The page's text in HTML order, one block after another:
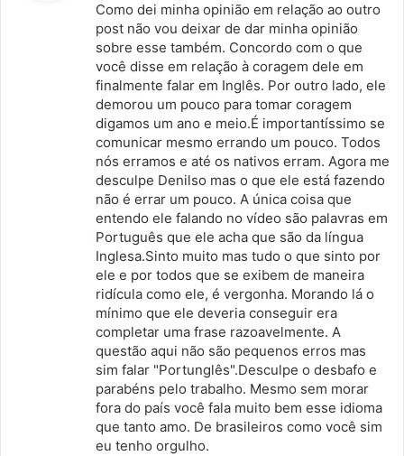
s
e
:
Como dei minha opinião em relação ao outro
post não vou deixar de dar minha opinião
sobre esse também. Concordo com o que
você disse em relação à coragem dele em
finalmente falar em Inglês. Por outro lado, ele
demorou um pouco para tomar coragem
digamos um ano e meio.É importantíssimo se
comunicar mesmo errando um pouco. Todos
nós erramos e até os nativos erram. Agora me
desculpe Denilso mas o que ele está fazendo
não é errar um pouco. A única coisa que
entendo ele falando no vídeo são palavras em
Português que ele acha que são da língua
Inglesa.Sinto muito mas tudo o que sinto por
ele e por todos que se exibem de maneira
ridícula como ele, é vergonha. Morando lá o
mínimo que ele deveria conseguir era
completar uma frase razoavelmente. A
questão aqui não são pequenos erros mas
sim falar "Portunglês".Desculpe o desbafo e
parabéns pelo trabalho. Mesmo sem morar
fora do país você fala muito bem esse idioma
que tanto amo. De brasileiros como você sim
eu tenho orgulho.